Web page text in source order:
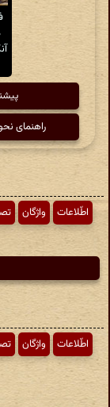
راهنمای
اطّلاعات واژگان
اطّلاعات واژگان